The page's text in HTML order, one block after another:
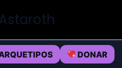
DONAR